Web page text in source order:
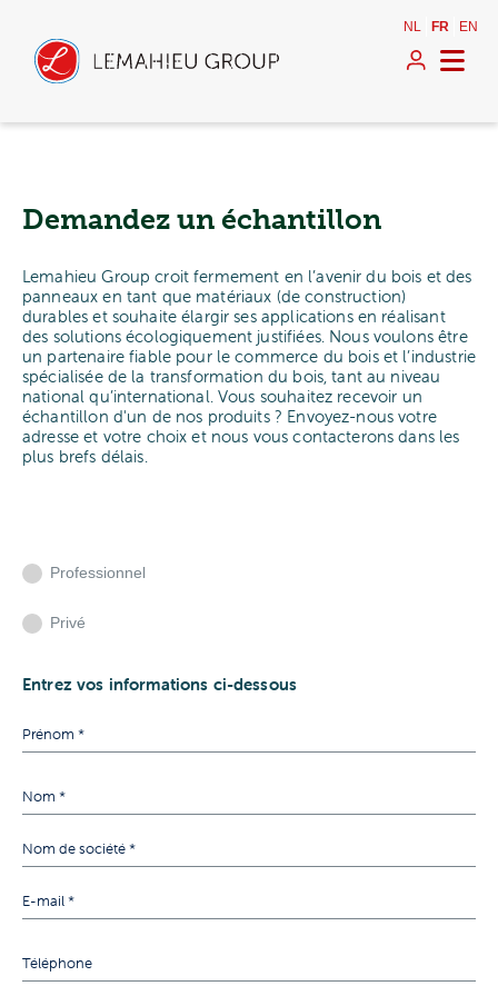
NL FR EN
Demandez un échantillon
Lemahieu Group croit fermement en l’avenir du bois et des
panneaux en tant que matériaux (de construction)
durables et souhaite élargir ses applications en réalisant
des solutions écologiquement justifiées. Nous voulons être
un partenaire fiable pour le commerce du bois et l’industrie
spécialisée de la transformation du bois, tant au niveau
national qu’international. Vous souhaitez recevoir un
échantillon d'un de nos produits ? Envoyez-nous votre
adresse et votre choix et nous vous contacterons dans les
plus brefs délais.
Professionnel
Privé
Entrez vos informations ci-dessous